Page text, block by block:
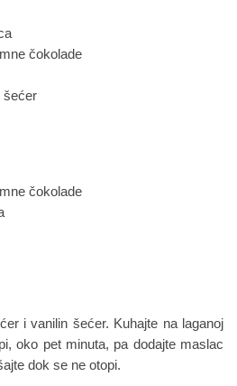
čokolade
šećer
čokolade
i vanilin šećer. Kuhajte na laganoj
oko pet minuta, pa dodajte maslac
dok se ne otopi.